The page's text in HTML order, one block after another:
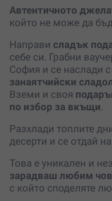
Автентичното
който не може да
Направи сладък
себе си. Грабни
София и се наслади
занаятчийски
Вземи и своя
по избор за вкъщи.
Разхлади топлите
десерти и се отдай
Това е уникален и
зарадваш любим
с който споделяте